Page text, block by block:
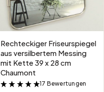
Rechteckiger Friseurspiegel
aus versilbertem Messing
mit Kette 39 x 28 cm
Chaumont
&
17 Bewertungen